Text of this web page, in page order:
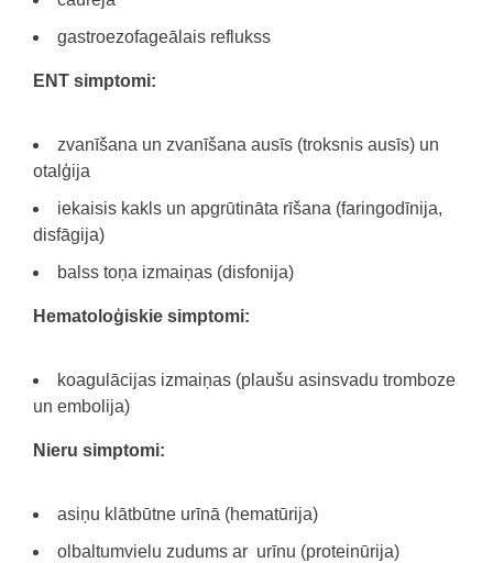
gastroezofageālais reflukss
ENT simptomi:
zvanīšana un zvanīšana ausīs (troksnis ausīs) un
otalģija
iekaisis kakls un apgrūtināta rīšana (faringodīnija,
disfāgija)
balss toņa izmaiņas (disfonija)
Hematoloģiskie simptomi:
koagulācijas izmaiņas (plaušu asinsvadu tromboze
un embolija)
Nieru simptomi:
asiņu klātbūtne urīnā (hematūrija)
olbaltumvielu zudums ar urīnu (proteinūrija)